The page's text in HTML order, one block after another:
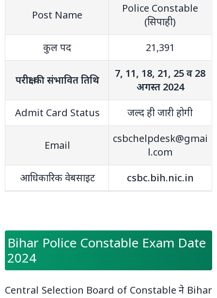
Post Name
Police Constable
(सिपाही)
कुल पद
21,391
परीक्षा की संभावित तिथि
7, 11, 18, 21, 25 व 28
अगस्‍त 2024
Admit Card Status
जल्द ही जारी होगी
Email
csbchelpdesk@gmai
l.com
आधिकारिक वेबसाइट
csbc.bih.nic.in
Bihar Police Constable Exam Date
2024
Central Selection Board of Constable ने Bihar